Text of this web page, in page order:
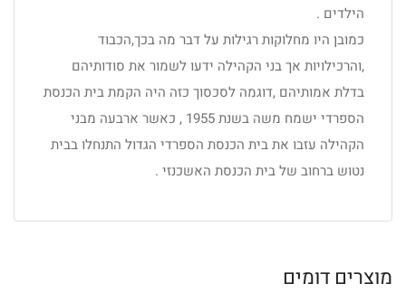
הילדים .
כמובן היו מחלוקות רגילות על דבר מה בכך,הכבוד
,והרכילויות אך בני הקהילה ידעו לשמור את סודותיהם
בדלת אמותיהם ,דוגמה לסכסוך כזה היה הקמת בית הכנסת
הספרדי ישמח משה בשנת 1955 , כאשר ארבעה מבני
הקהילה עזבו את בית הכנסת הספרדי הגדול התנחלו בבית
נטוש ברחוב של בית הכנסת האשכנזי .
מוצרים דומים